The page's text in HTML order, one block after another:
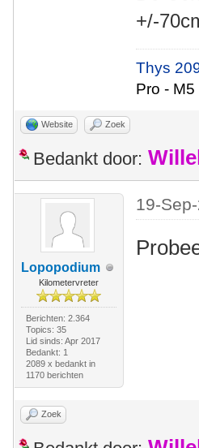
+/-
Thys
Pro -
Website Zoek
Bedankt door:
Lopopodium
Kilometervreter
Berichten: 2.364
Topics: 35
Lid sinds: Apr 2017
Bedankt: 1
2089 x bedankt in
1170 berichten
19-
Zoek